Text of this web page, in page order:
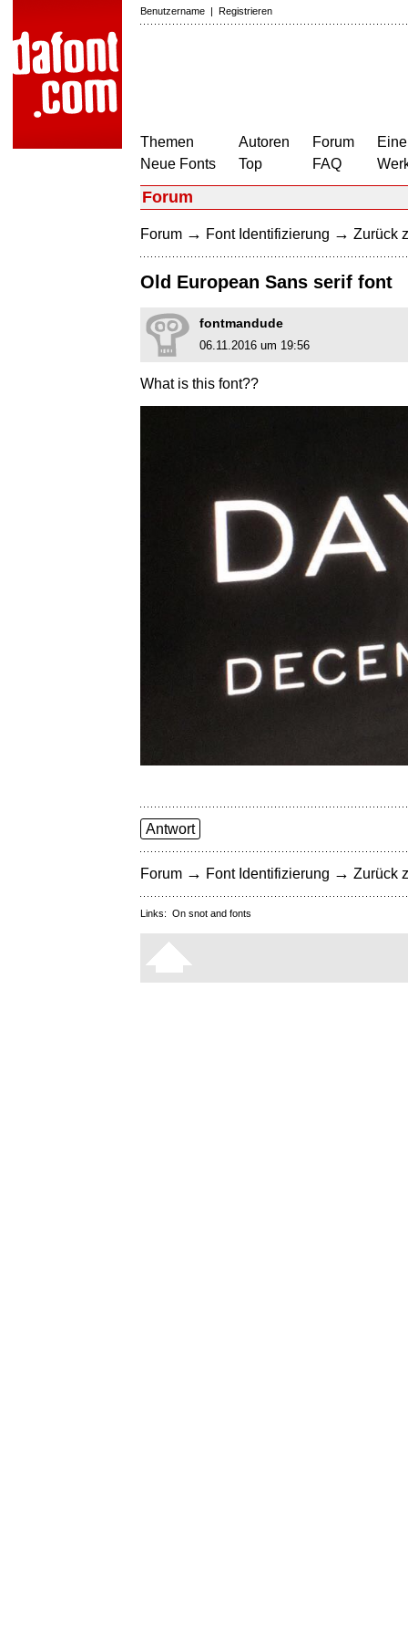
Benutzername | Registrieren
Themen
Neue Fonts
Autoren
Top
Forum
FAQ
Forum
Forum → Font Identifizierung → Zurück
Old European Sans serif font
fontmandude
06.11.2016 um 19:56
What is this font??
Antwort
Forum → Font Identifizierung → Zurück
Links: On snot and fonts